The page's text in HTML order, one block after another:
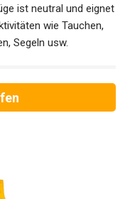
ist neutral und eignet
wie Tauchen,
Segeln usw.